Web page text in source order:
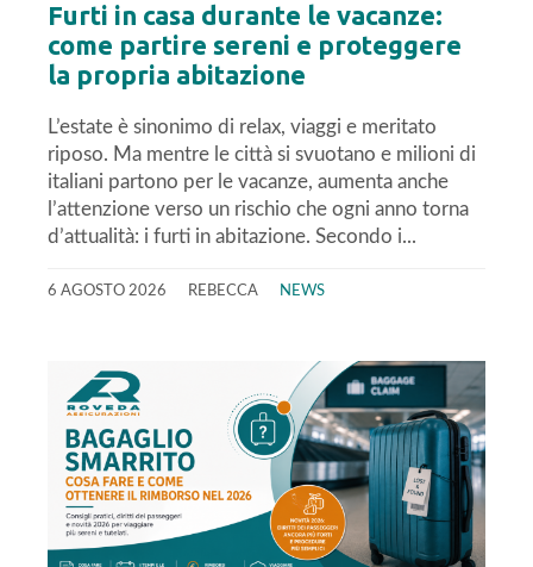
Furti in casa durante le vacanze:
come partire sereni e proteggere
la propria abitazione
L’estate è sinonimo di relax, viaggi e meritato
riposo. Ma mentre le città si svuotano e milioni di
italiani partono per le vacanze, aumenta anche
l’attenzione verso un rischio che ogni anno torna
d’attualità: i furti in abitazione. Secondo i...
6 AGOSTO 2026 REBECCA NEWS